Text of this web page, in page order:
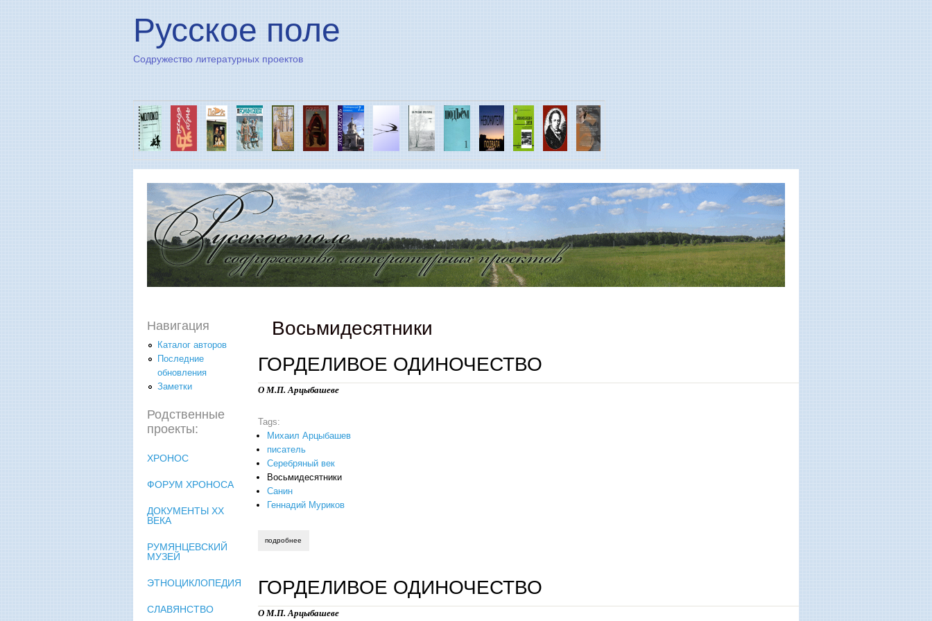
Русское поле
Содружество литературных проектов
Восьмидесятники
ГОРДЕЛИВОЕ ОДИНОЧЕСТВО
О М.П. Арцыбашеве
Tags:
Михаил Арцыбашев
писатель
Серебряный век
Восьмидесятники
Санин
Геннадий Муриков
подробнее
ГОРДЕЛИВОЕ ОДИНОЧЕСТВО
О М.П. Арцыбашеве
Навигация
Каталог авторов
Последние
обновления
Заметки
Родственные
проекты:
ХРОНОС
ФОРУМ ХРОНОСА
ДОКУМЕНТЫ XX
ВЕКА
РУМЯНЦЕВСКИЙ
МУЗЕЙ
ЭТНОЦИКЛОПЕДИЯ
СЛАВЯНСТВО